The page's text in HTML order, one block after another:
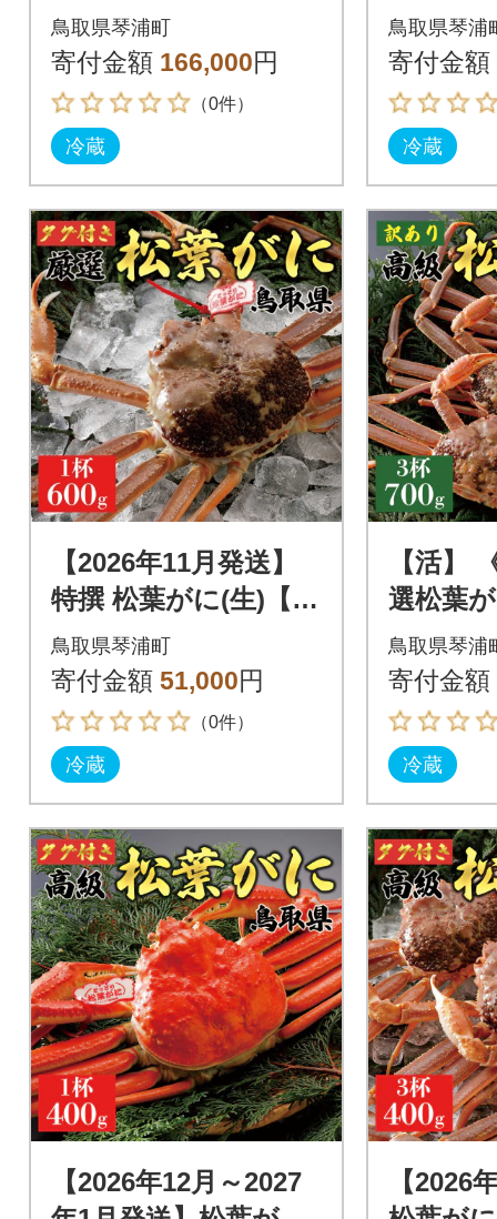
グ付き】800g3杯 ※足
の欠けなし N9_Y
鳥取県琴浦町
寄付金額 166,000円
（0件）
冷蔵
グ付き
の欠け
鳥取県琴浦
寄付金額
冷蔵
【2026年11月発送】
特撰 松葉がに(生)【タ
グ付き】600g1杯 ※足
の欠けなし N13_I
鳥取県琴浦町
寄付金額 51,000円
（0件）
冷蔵
【活】
選松葉
3杯)
N30_I
鳥取県琴浦
寄付金額
冷蔵
【2026年12月～2027
【2026